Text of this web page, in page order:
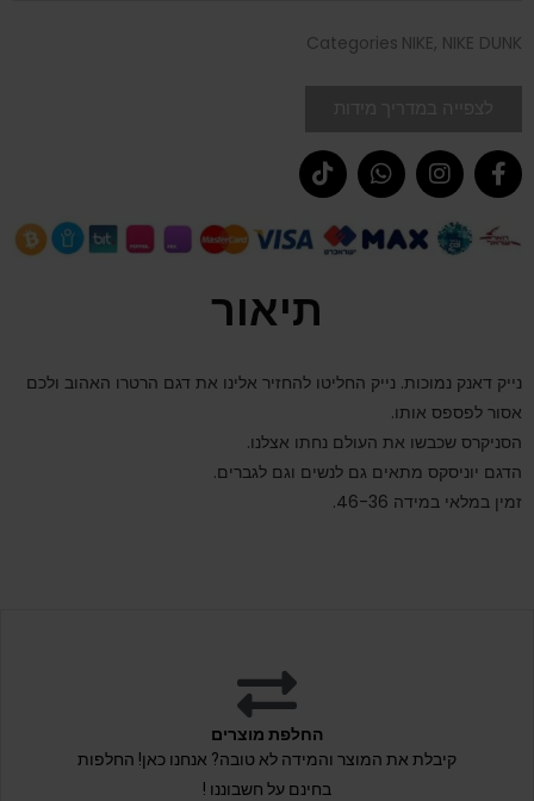
Categories NIKE, NIKE DUNK
תיאור
נייק דאנק נמוכות. נייק החליטו להחזיר אלינו את דגם הרטרו האהוב ולכם
אסור לפספס אותו.
הסניקרס שכבשו את העולם נחתו אצלנו.
הדגם יוניסקס מתאים גם לנשים וגם לגברים.
זמין במלאי במידה 46-36.
החלפת מוצרים
קיבלת את המוצר והמידה לא טובה? אנחנו כאן! החלפות
בחינם על חשבוננו !